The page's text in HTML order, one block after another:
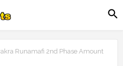
Runamafi 2nd Phase Amount